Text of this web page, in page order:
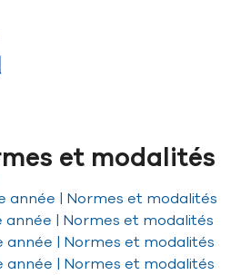
et modalités
année | Normes et modalités
année | Normes et modalités
année | Normes et modalités
année | Normes et modalités